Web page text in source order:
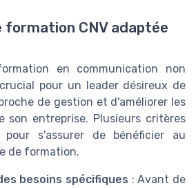
formation CNV adaptée
en communication non
pour un leader désireux de
de gestion et d'améliorer les
son entreprise. Plusieurs critères
s'assurer de bénéficier au
de formation.
besoins spécifiques : Avant de